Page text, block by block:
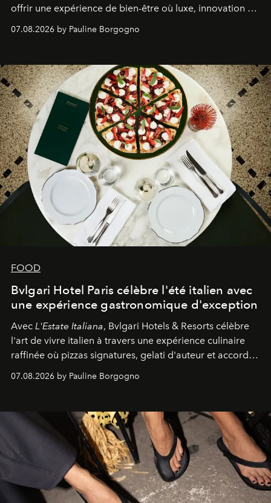
offrir une expérience de bien-être où luxe, innovation et
07.08.2026 by Pauline Borgogno
FOOD
Bvlgari Hotel Paris célèbre l'été italien avec
une expérience gastronomique d'exception
Avec L'Estate Italiana, Bvlgari Hotels & Resorts célèbre
l'art de vivre italien à travers une expérience culinaire
raffinée où pizzas signatures, gelati d'auteur et accords
07.08.2026 by Pauline Borgogno